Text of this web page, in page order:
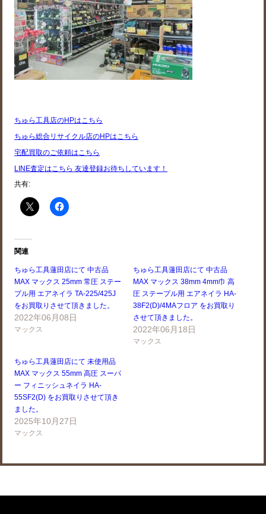
ちゅら工具店のHPはこちら
ちゅら総合リサイクル店のHPはこちら
宅配買取のご依頼はこちら
LINE査定はこちら 友達登録お待ちしています！
共有:
関連
ちゅら工具蓮田店にて 中古品
MAX マックス 25mm 常圧 ステー
プル用 エアネイラ TA-225/425J
をお買取りさせて頂きました。
2022年06月08日
マックス
ちゅら工具蓮田店にて 中古品
MAX マックス 38mm 4mm巾 高
圧 ステープル用 エアネイラ HA-
38F2(D)/4MAフロア をお買取り
させて頂きました。
2022年06月18日
マックス
ちゅら工具蓮田店にて 未使用品
MAX マックス 55mm 高圧 スーパ
ー フィニッシュネイラ HA-
55SF2(D) をお買取りさせて頂き
ました。
2025年10月27日
マックス